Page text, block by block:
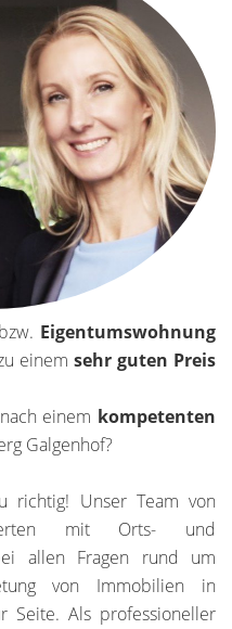
bzw. Eigentumswohnung
einem sehr guten Preis
einem kompetenten
Galgenhof?
richtig! Unser Team von
mit Orts- und
allen Fragen rund um
von Immobilien in
Seite. Als professioneller